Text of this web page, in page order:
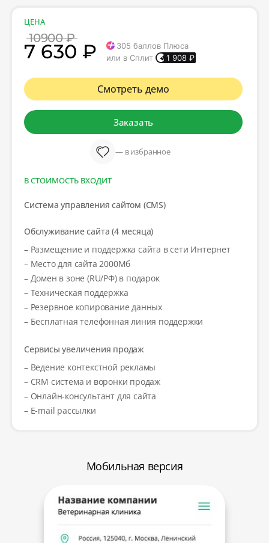
ЦЕНА
10900 ₽
7 630 ₽ 305 баллов Плюса
или в Сплит
1 908 ₽
Смотреть демо
Заказать
— в избранное
В СТОИМОСТЬ ВХОДИТ
Система управления сайтом (CMS)
Обслуживание сайта (4 месяца)
– Размещение и поддержка сайта в сети Интернет
– Место для сайта 2000Мб
– Домен в зоне (RU/РФ) в подарок
– Техническая поддержка
– Резервное копирование данных
– Бесплатная телефонная линия поддержки
Сервисы увеличения продаж
– Ведение контекстной рекламы
– CRM система и воронки продаж
– Онлайн-консультант для сайта
– E-mail рассылки
Мобильная версия